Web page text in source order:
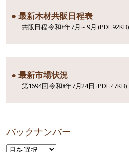
● 最新木材共販日程表
共販日程 令和8年7月～9月 (PDF:92KB)
● 最新市場状況
第1694回 令和8年7月24日 (PDF:47KB)
バックナンバー